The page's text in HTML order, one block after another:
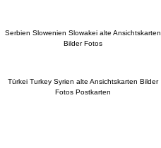
Serbien Slowenien Slowakei alte Ansichtskarten
Bilder Fotos
Türkei Turkey Syrien alte Ansichtskarten Bilder
Fotos Postkarten